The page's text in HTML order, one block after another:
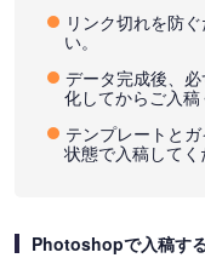
リンク切れを防
い。
データ完成後、
化してからご入稿
テンプレートと
状態で入稿してく
Photoshopで入稿す